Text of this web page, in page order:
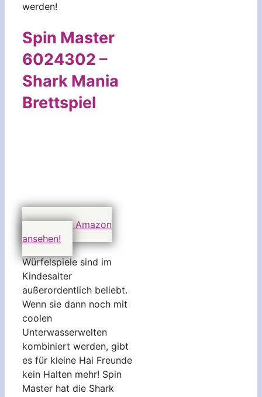
werden!
Spin Master
6024302 –
Shark Mania
Brettspiel
Preis auf Amazon
ansehen!
Würfelspiele sind im
Kindesalter
außerordentlich beliebt.
Wenn sie dann noch mit
coolen
Unterwasserwelten
kombiniert werden, gibt
es für kleine Hai Freunde
kein Halten mehr! Spin
Master hat die Shark